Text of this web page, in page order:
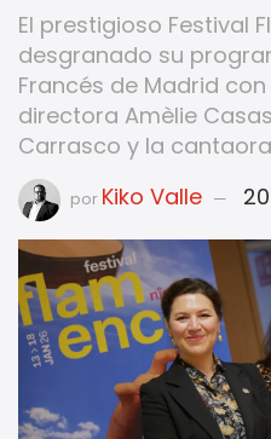
El prestigioso Festival
desgranado su
Francés de Madrid
directora Amèlie
Carrasco y la
por Kiko Valle